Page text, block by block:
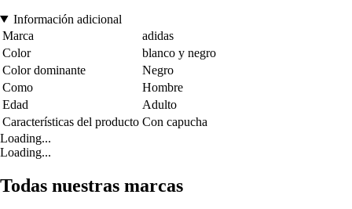
Información adicional
Marca
adidas
Color
blanco y negro
Color dominante
Negro
Como
Hombre
Edad
Adulto
Características del producto Con capucha
Loading...
Loading...
Todas nuestras marcas